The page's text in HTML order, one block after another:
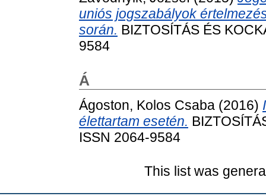
uniós jogszabályok
során. BIZTOSÍTÁS ÉS
9584
Á
Ágoston, Kolos Csaba (2016)
élettartam esetén.
ISSN 2064-9584
This list was